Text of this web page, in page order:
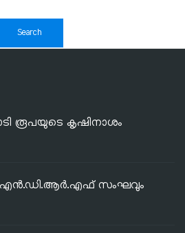
രൂപയുടെ കൃഷിനാശം
എൻ.ഡി.ആർ.എഫ് സംഘവും